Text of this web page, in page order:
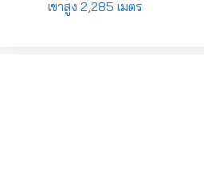
เขาสูง 2,285 เมตร